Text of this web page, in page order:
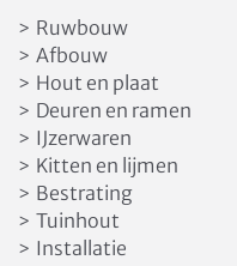
> Ruwbouw
> Afbouw
> Hout en plaat
> Deuren en ramen
> IJzerwaren
> Kitten en lijmen
> Bestrating
> Tuinhout
> Installatie